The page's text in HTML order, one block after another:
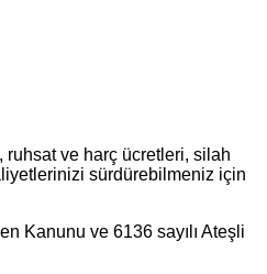
ruhsat ve harç ücretleri, silah
sürdürebilmeniz için
Kanunu ve 6136 sayılı Ateşli